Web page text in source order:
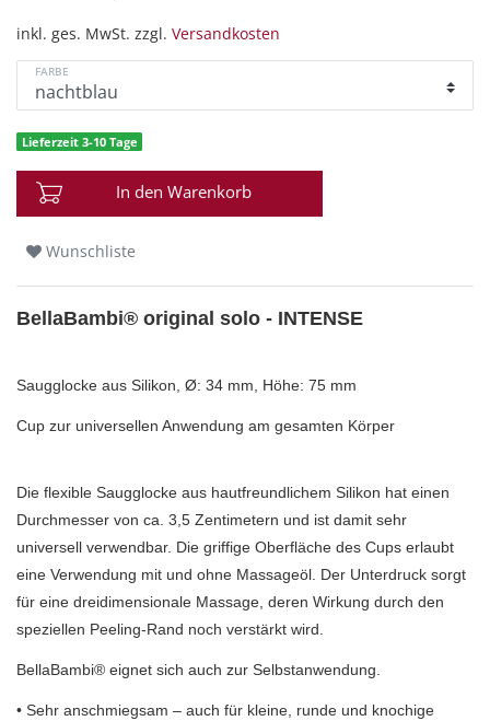
inkl. ges. MwSt. zzgl. Versandkosten
FARBE
Lieferzeit 3-10 Tage
In den Warenkorb
Wunschliste
BellaBambi® original solo - INTENSE
Saugglocke aus Silikon, Ø: 34 mm, Höhe: 75 mm
Cup zur universellen Anwendung am gesamten Körper
Die flexible Saugglocke aus hautfreundlichem Silikon hat einen
Durchmesser von ca. 3,5 Zentimetern und ist damit sehr
universell verwendbar. Die griffige Oberfläche des Cups erlaubt
eine Verwendung mit und ohne Massageöl. Der Unterdruck sorgt
für eine dreidimensionale Massage, deren Wirkung durch den
speziellen Peeling-Rand noch verstärkt wird.
BellaBambi® eignet sich auch zur Selbstanwendung.
• Sehr anschmiegsam – auch für kleine, runde und knochige